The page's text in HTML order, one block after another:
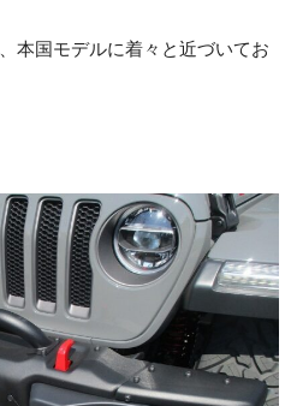
本国モデルに着々と近づいてお